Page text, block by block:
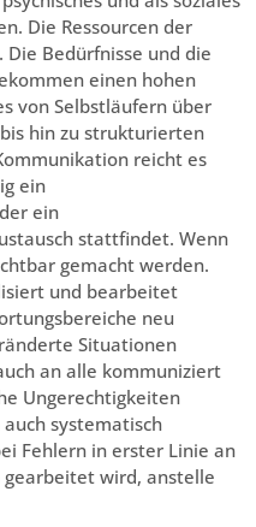
Die Ressourcen der
Bedürfnisse und die
einen hohen
von Selbstläufern über
hin zu strukturierten
reicht es
ein
ein
stattfindet. Wenn
gemacht werden.
und bearbeitet
neu
Situationen
an alle kommuniziert
Ungerechtigkeiten
systematisch
Fehlern in erster Linie an
gearbeitet wird, anstelle